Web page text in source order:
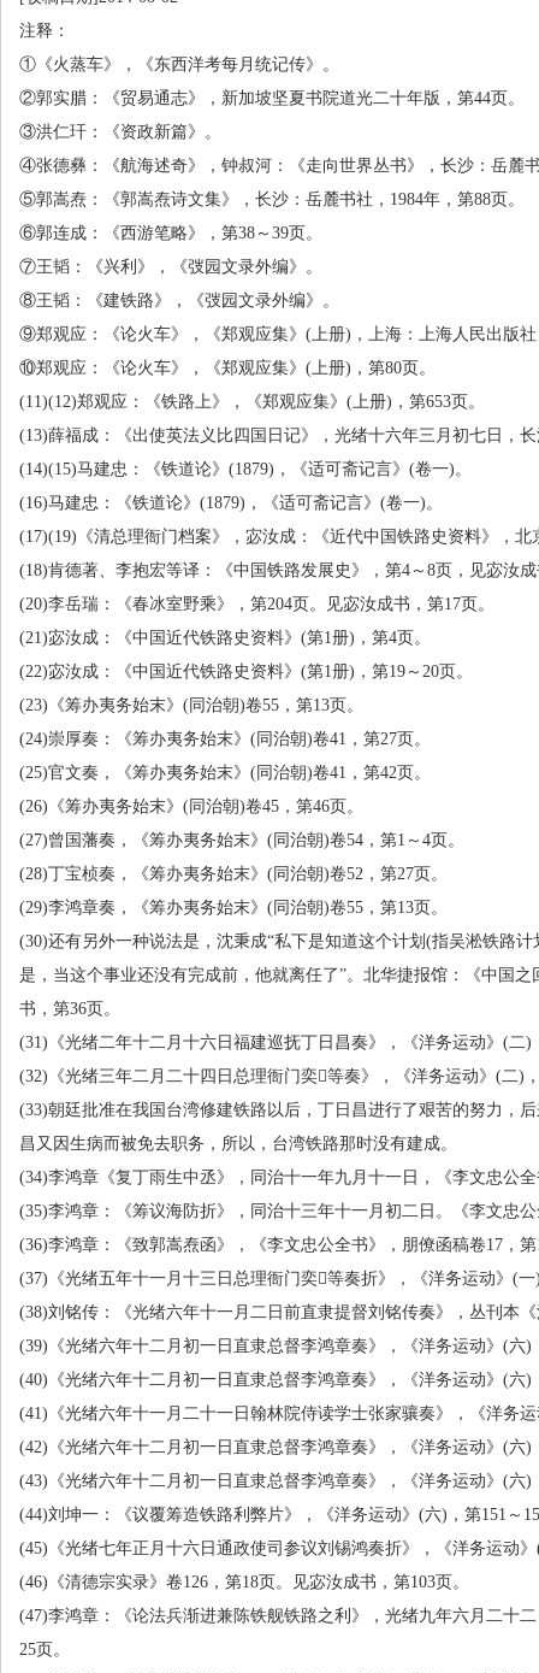
注释：
①《火蒸车》，《东西洋考每月统记传》。
②郭实腊：《贸易通志》，新加坡坚夏书院道光二十年版，第44页。
③洪仁玕：《资政新篇》。
④张德彝：《航海述奇》，钟叔河：《走向世界丛书》，长沙：岳麓
⑤郭嵩焘：《郭嵩焘诗文集》，长沙：岳麓书社， 1984年，第88页。
⑥郭连成：《西游笔略》，第38 ～ 39页。
⑦王韬：《兴利》，《弢园文录外编》。
⑧王韬：《建铁路》，《弢园文录外编》。
⑨郑观应：《论火车》，《郑观应集》 (上册) ，上海：上海人民出版
⑩郑观应：《论火车》，《郑观应集》 (上册) ，第80页。
(11)(12)郑观应：《铁路上》，《郑观应集》 (上册) ，第653页。
(13)薛福成：《出使英法义比四国日记》，光绪十六年三月初七日，
(14)(15)马建忠：《铁道论》 (1879) ，《适可斋记言》 (卷一)。
(16)马建忠：《铁道论》 (1879) ，《适可斋记言》 (卷一)。
(17)(19)《清总理衙门档案》，宓汝成：《近代中国铁路史资料》，北
(18)肯德著、李抱宏等译：《中国铁路发展史》，第4 ～ 8页，见宓汝
(20)李岳瑞：《春冰室野乘》，第204页。见宓汝成书，第17页。
(21)宓汝成：《中国近代铁路史资料》 (第1册) ，第4页。
(22)宓汝成：《中国近代铁路史资料》 (第1册) ，第19 ～ 20页。
(23)《筹办夷务始末》 ( 同治朝)卷55 ，第13页。
(24)崇厚奏：《筹办夷务始末》 ( 同治朝)卷41 ，第27页。
(25)官文奏，《筹办夷务始末》 ( 同治朝)卷41 ，第42页。
(26)《筹办夷务始末》 ( 同治朝)卷45 ，第46页。
(27)曾国藩奏，《筹办夷务始末》 ( 同治朝)卷54 ，第1 ～ 4页。
(28)丁宝桢奏，《筹办夷务始末》 ( 同治朝)卷52 ，第27页。
(29)李鸿章奏，《筹办夷务始末》 ( 同治朝)卷55 ，第13页。
(30)还有另外一种说法是，沈秉成“私下是知道这个计划 (指吴淞铁路计
是，当这个事业还没有完成前，他就离任了”。北华捷报馆：《中国之
书，第36页。
(31)《光绪二年十二月十六日福建巡抚丁日昌奏》，《洋务运动》 (二)
(32)《光绪三年二月二十四日总理衙门奕等奏》，《洋务运动》 (二)
(33)朝廷批准在我国台湾修建铁路以后，丁日昌进行了艰苦的努力，
昌又因生病而被免去职务，所以，台湾铁路那时没有建成。
(34)李鸿章《复丁雨生中丞》，同治十一年九月十一日，《李文忠公
(35)李鸿章：《筹议海防折》，同治十三年十一月初二日。《李文忠
(36)李鸿章：《致郭嵩焘函》，《李文忠公全书》，朋僚函稿卷17 ，第
(37)《光绪五年十一月十三日总理衙门奕等奏折》，《洋务运动》 (一
(38)刘铭传：《光绪六年十一月二日前直隶提督刘铭传奏》，丛刊本
(39)《光绪六年十二月初一日直隶总督李鸿章奏》，《洋务运动》 (六)
(40)《光绪六年十二月初一日直隶总督李鸿章奏》，《洋务运动》 (六)
(41)《光绪六年十一月二十一日翰林院侍读学士张家骧奏》，《洋务
(42)《光绪六年十二月初一日直隶总督李鸿章奏》，《洋务运动》 (六)
(43)《光绪六年十二月初一日直隶总督李鸿章奏》，《洋务运动》 (六)
(44)刘坤一：《议覆筹造铁路利弊片》，《洋务运动》 (六) ，第151 ～
(45)《光绪七年正月十六日通政使司参议刘锡鸿奏折》，《洋务运动》
(46)《清德宗实录》卷126 ，第18页。见宓汝成书，第103页。
(47)李鸿章：《论法兵渐进兼陈铁舰铁路之利》，光绪九年六月二十
25页。